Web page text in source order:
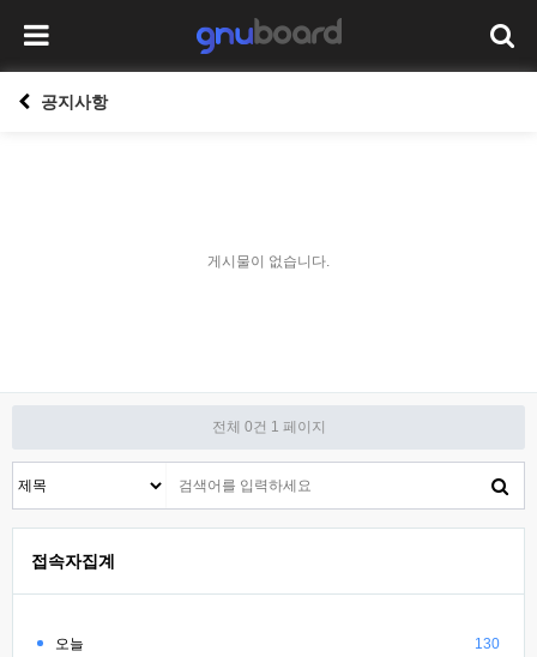
공지사항
게시물이 없습니다.
전체 0건 1 페이지
접속자집계
오늘 130